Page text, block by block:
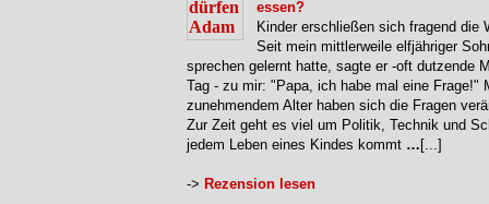
essen?
Kinder erschließen sich fragend die
Seit mein mittlerweile elfjähriger
sprechen gelernt hatte, sagte er -oft dutzende
Tag - zu mir: "Papa, ich habe mal eine Frage!"
zunehmendem Alter haben sich die Fragen
Zur Zeit geht es viel um Politik, Technik und
jedem Leben eines Kindes kommt … [...]
-> Rezension lesen